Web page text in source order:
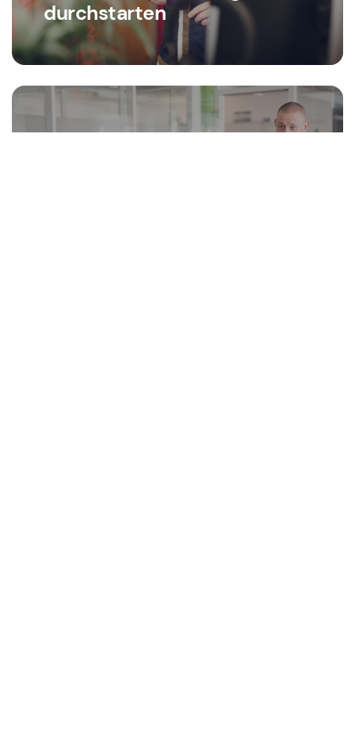
durchstarten